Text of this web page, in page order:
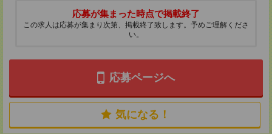
応募が集まった時点で掲載終了
この求人は応募が集まり次第、掲載終了致します。予めご理解くださ
い。
応募ページへ
気になる！